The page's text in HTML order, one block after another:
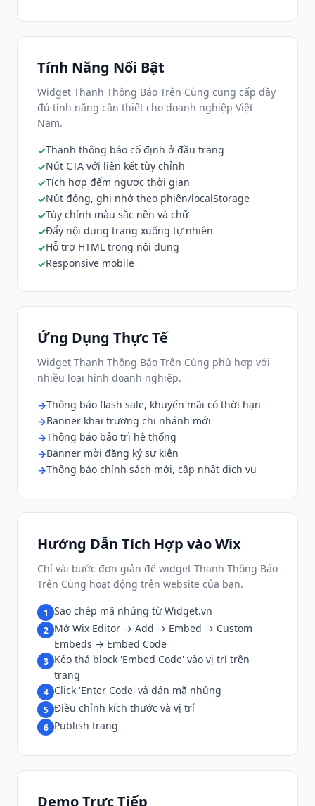
Tính Năng Nổi Bật
Widget Thanh Thông Báo Trên Cùng cung cấp đầy
đủ tính năng cần thiết cho doanh nghiệp Việt
Nam.
Thanh thông báo cố định ở đầu trang
Nút CTA với liên kết tùy chỉnh
Tích hợp đếm ngược thời gian
Nút đóng, ghi nhớ theo phiên/localStorage
Tùy chỉnh màu sắc nền và chữ
Đẩy nội dung trang xuống tự nhiên
Hỗ trợ HTML trong nội dung
Responsive mobile
Ứng Dụng Thực Tế
Widget Thanh Thông Báo Trên Cùng phù hợp với
nhiều loại hình doanh nghiệp.
Thông báo flash sale, khuyến mãi có thời hạn
Banner khai trương chi nhánh mới
Thông báo bảo trì hệ thống
Banner mời đăng ký sự kiện
Thông báo chính sách mới, cập nhật dịch vụ
Hướng Dẫn Tích Hợp vào Wix
Chỉ vài bước đơn giản để widget Thanh Thông Báo
Trên Cùng hoạt động trên website của bạn.
1 Sao chép mã nhúng từ Widget.vn
2 Mở Wix Editor → Add → Embed → Custom
Embeds → Embed Code
3 Kéo thả block 'Embed Code' vào vị trí trên
trang
4 Click 'Enter Code' và dán mã nhúng
5 Điều chỉnh kích thước và vị trí
6 Publish trang
Demo Trực Tiếp